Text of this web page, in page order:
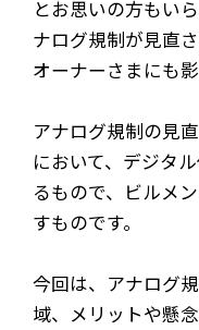
とお思いの方もい
ナログ規制が見直
オーナーさまにも
アナログ規制の見
において、デジタ
るもので、ビルメ
すものです。
今回は、アナログ
域、メリットや懸